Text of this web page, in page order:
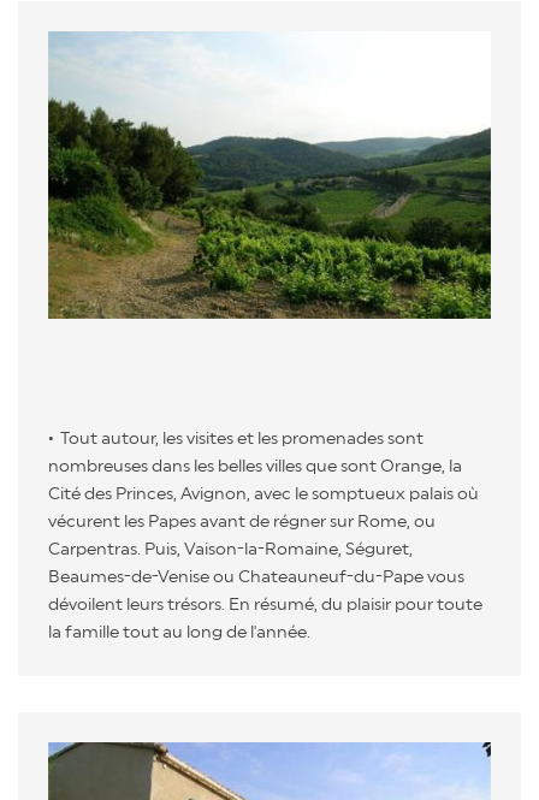
Tout autour, les visites et les promenades sont
nombreuses dans les belles villes que sont Orange, la
Cité des Princes, Avignon, avec le somptueux palais où
vécurent les Papes avant de régner sur Rome, ou
Carpentras. Puis, Vaison-la-Romaine, Séguret,
Beaumes-de-Venise ou Chateauneuf-du-Pape vous
dévoilent leurs trésors. En résumé, du plaisir pour toute
la famille tout au long de l'année.